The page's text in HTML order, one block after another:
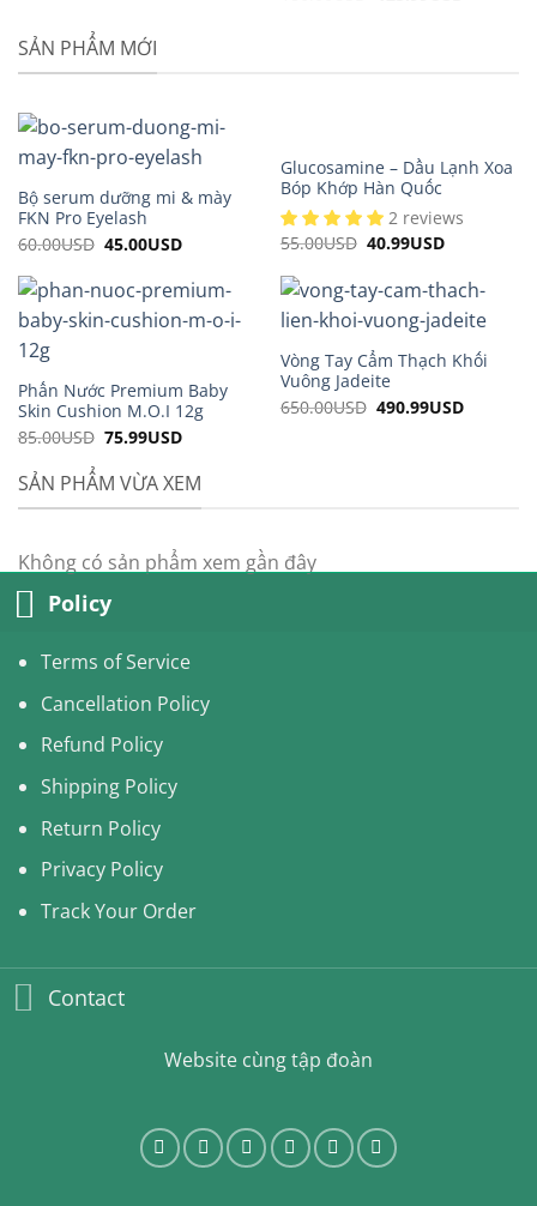
SẢN PHẨM MỚI
Bộ serum dưỡng mi & mày
FKN Pro Eyelash
60.00USD Original
60.00USD.
45.00USDCurrent
45.00USD.
Glucosamine – Dầu Lạnh Xoa
Bóp Khớp Hàn Quốc
2 reviews
55.00USD Original
55.00USD.
40.99USDCurrent
40.99USD.
Phấn Nước Premium Baby
Skin Cushion M.O.I 12g
85.00USD Original
was:
85.00USD.
75.99USDCurrent
75.99USD.
Vòng Tay Cẩm Thạch Khối
Vuông Jadeite
650.00USD Original
490.99USDCurrent
SẢN PHẨM VỪA XEM
Không có sản phẩm xem gần đây
Policy
Terms of Service
Cancellation Policy
Refund Policy
Shipping Policy
Return Policy
Privacy Policy
Track Your Order
Contact
Website cùng tập đoàn